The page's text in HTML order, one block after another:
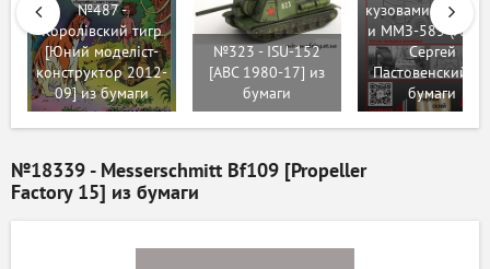
№487 -
Королівский тигр
[Юний моделіст-
конструктор 2012-
09] из бумаги
№323 - ISU-152
[ABC 1980-17] из
бумаги
кузовами ММЗ-
и ММЗ-585 (Ak71
Сергей
Пастовенский)
бумаги
№18339 - Messerschmitt Bf109 [Propeller
Factory 15] из бумаги